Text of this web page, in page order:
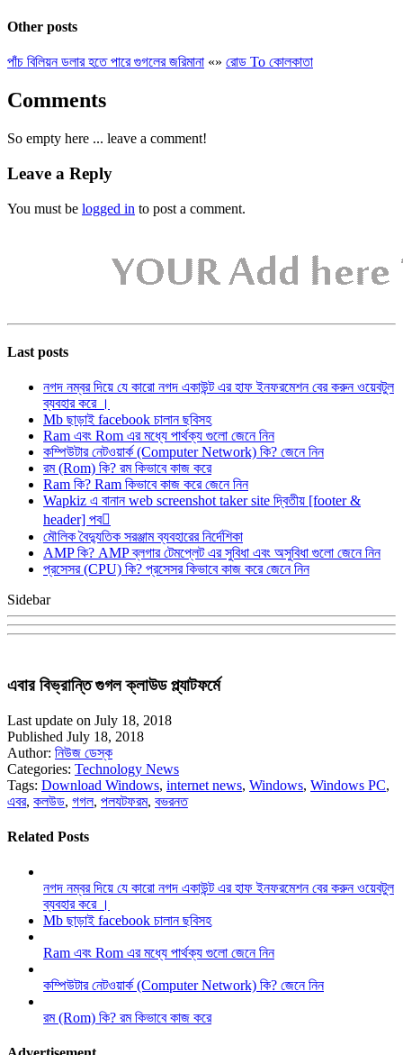
Other posts
পাঁচ বিলিয়ন ডলার হতে পারে গুগলের জরিমানা «» রোড To কোলকাতা
Comments
So empty here ... leave a comment!
Leave a Reply
You must be logged in to post a comment.
Last posts
নগদ নম্বর দিয়ে যে কারো নগদ একাউন্ট এর হাফ ইনফরমেশন বের করুন ওয়েবটুল
ব্যবহার করে ।
Mb ছাড়াই facebook চালান ছবিসহ
Ram এবং Rom এর মধ্যে পার্থক্য গুলো জেনে নিন
কম্পিউটার নেটওয়ার্ক (Computer Network) কি? জেনে নিন
রম (Rom) কি? রম কিভাবে কাজ করে
Ram কি? Ram কিভাবে কাজ করে জেনে নিন
Wapkiz এ বানান web screenshot taker site দ্বিতীয় [footer &
header] পব
মৌলিক বৈদ্যুতিক সরঞ্জাম ব্যবহারের নির্দেশিকা
AMP কি? AMP ব্লগার টেমপ্লেট এর সুবিধা এবং অসুবিধা গুলো জেনে নিন
প্রসেসর (CPU) কি? প্রসেসর কিভাবে কাজ করে জেনে নিন
Sidebar
এবার বিভ্রান্তি গুগল ক্লাউড প্ল্যাটফর্মে
Last update on July 18, 2018
Published July 18, 2018
Author: নিউজ ডেস্ক
Categories: Technology News
Tags: Download Windows, internet news, Windows, Windows PC,
এবর, কলউড, গগল, পলযটফরম, বভরনত
Related Posts
নগদ নম্বর দিয়ে যে কারো নগদ একাউন্ট এর হাফ ইনফরমেশন বের করুন ওয়েবটুল
ব্যবহার করে ।
Mb ছাড়াই facebook চালান ছবিসহ
Ram এবং Rom এর মধ্যে পার্থক্য গুলো জেনে নিন
কম্পিউটার নেটওয়ার্ক (Computer Network) কি? জেনে নিন
রম (Rom) কি? রম কিভাবে কাজ করে